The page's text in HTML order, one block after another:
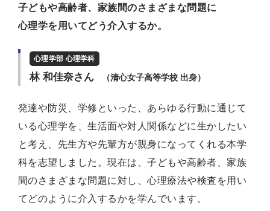
子どもや高齢者、家族間のさまざまな問題に
心理学を用いてどう介入するか。
心理学部 心理学科
林 和佳奈さん （清心女子高等学校 出身）
発達や防災、学修といった、あらゆる行動に通じて
いる心理学を、生活面や対人関係などに生かしたい
と考え、先生方や先輩方が親身になってくれる本学
科を志望しました。現在は、子どもや高齢者、家族
間のさまざまな問題に対し、心理療法や検査を用い
てどのように介入するかを学んでいます。